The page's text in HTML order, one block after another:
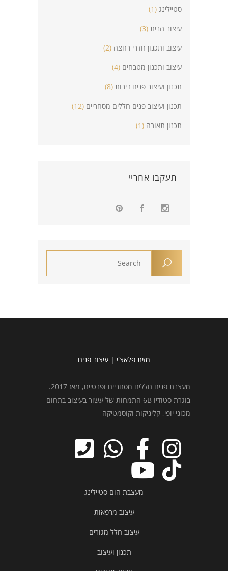
סטיילינג (1)
עיצוב הבית (3)
עיצוב ותכנון חדרי רחצה (2)
עיצוב ותכנון מטבחים (4)
תכנון ועיצוב פנים דירות (8)
תכנון ועיצוב פנים חללים מסחריים (12)
תכנון תאורה (1)
תעקבו אחריי
מזית פלאצ'י | עיצוב פנים
מעצבת פנים חללים מסחריים ופרטיים, מאז 2017.
בוגרת סטודיו 6B התמחות של עשור בעיצוב בתחום
מכוני יופי, קליניקות וקוסמטיקה
מעצבת הום סטיילינג
עיצוב מרפאות
עיצוב חלל מגורים
תכנון ועיצוב